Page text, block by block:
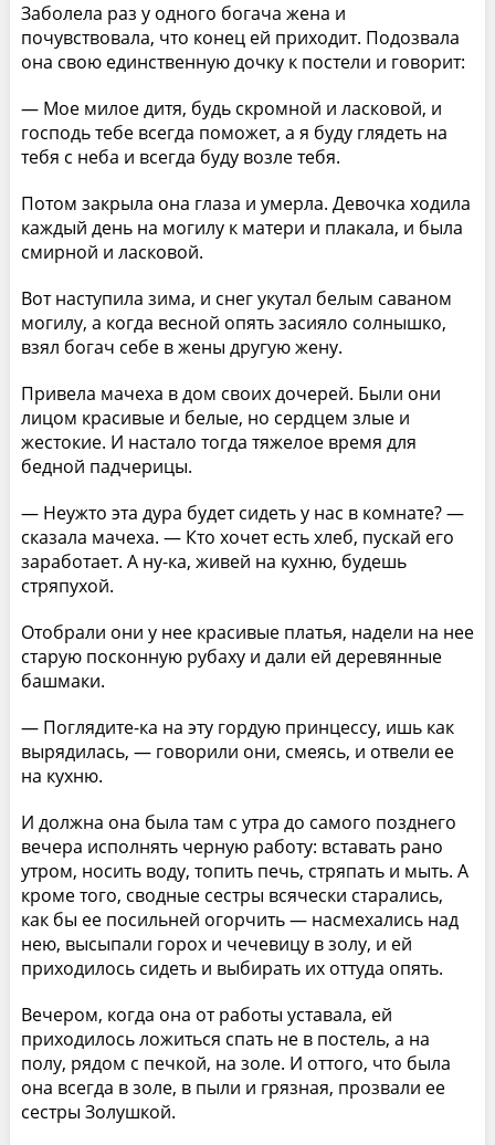
Заболела раз у одного богача жена и
почувствовала, что конец ей приходит. Подозвала
она свою единственную дочку к постели и говорит:
— Мое милое дитя, будь скромной и ласковой, и
господь тебе всегда поможет, а я буду глядеть на
тебя с неба и всегда буду возле тебя.
Потом закрыла она глаза и умерла. Девочка ходила
каждый день на могилу к матери и плакала, и была
смирной и ласковой.
Вот наступила зима, и снег укутал белым саваном
могилу, а когда весной опять засияло солнышко,
взял богач себе в жены другую жену.
Привела мачеха в дом своих дочерей. Были они
лицом красивые и белые, но сердцем злые и
жестокие. И настало тогда тяжелое время для
бедной падчерицы.
— Неужто эта дура будет сидеть у нас в комнате? —
сказала мачеха. — Кто хочет есть хлеб, пускай его
заработает. А ну-ка, живей на кухню, будешь
стряпухой.
Отобрали они у нее красивые платья, надели на нее
старую посконную рубаху и дали ей деревянные
башмаки.
— Поглядите-ка на эту гордую принцессу, ишь как
вырядилась, — говорили они, смеясь, и отвели ее
на кухню.
И должна она была там с утра до самого позднего
вечера исполнять черную работу: вставать рано
утром, носить воду, топить печь, стряпать и мыть. А
кроме того, сводные сестры всячески старались,
как бы ее посильней огорчить — насмехались над
нею, высыпали горох и чечевицу в золу, и ей
приходилось сидеть и выбирать их оттуда опять.
Вечером, когда она от работы уставала, ей
приходилось ложиться спать не в постель, а на
полу, рядом с печкой, на золе. И оттого, что была
она всегда в золе, в пыли и грязная, прозвали ее
сестры Золушкой.